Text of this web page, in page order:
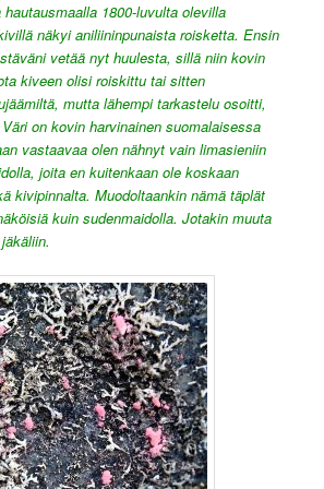
1800-luvulta olevilla
näkyi aniliininpunaista roisketta. Ensin
vetää nyt huulesta, sillä niin kovin
kiveen olisi roiskittu tai sitten
mutta lähempi tarkastelu osoitti,
on kovin harvinainen suomalaisessa
vastaavaa olen nähnyt vain limasieniin
joita en kuitenkaan ole koskaan
kivipinnalta. Muodoltaankin nämä täplät
kuin sudenmaidolla. Jotakin muuta